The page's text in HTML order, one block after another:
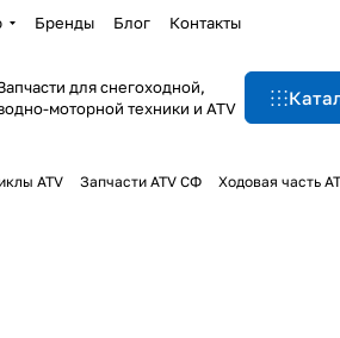
Бренды Блог Контакты
для снегоходной,
моторной техники и ATV
ATV Запчасти ATV СФ Ходовая часть